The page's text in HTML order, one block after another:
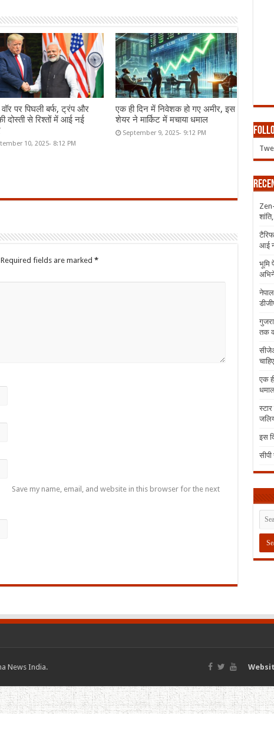
पर पिघली बर्फ, ट्रंप और
दोस्ती से रिश्तों में आई नई
10, 2025- 8:12 PM
एक ही दिन में निवेशक हो गए अमीर, इस
शेयर ने मार्किट में मचाया धमाल
September 9, 2025- 9:12 PM
Required fields are marked *
Save my name, email, and website in this browser for the next
आई
भूमि
तक
एक
इस
News India.